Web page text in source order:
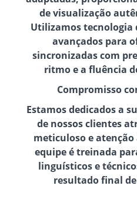
de visualização
Utilizamos tecnologia
avançados para
sincronizadas com
ritmo e a fluência
Compromisso
Estamos dedicados a
de nossos clientes
meticuloso e atenção
equipe é treinada
linguísticos e
resultado final